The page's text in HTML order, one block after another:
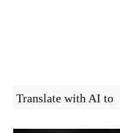
Translate with AI to